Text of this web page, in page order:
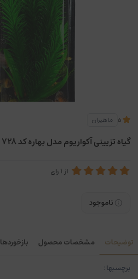
ماهیران
گیاه تزیینی آکواریوم مدل بهاره کد 728
از 1رای
ناموجود
توضیحات مشخصات محصول بازخوردها
برچسبها :